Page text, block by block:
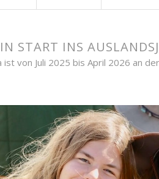
START INS
ist von Juli 2025 bis April 2026 an